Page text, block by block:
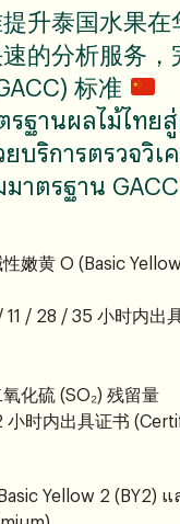
升泰国水果
的分析服务，
标准
รฐานผลไม้ไทย
บริการตรวจวิเ
มาตรฐาน GACC
嫩黄 O (Basic
11 / 28 / 35 小时内出
化硫 (SO₂) 残留量
小时内出具证书
Yellow 2 (BY2)